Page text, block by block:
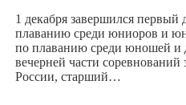
1 декабря завершился первый
плаванию среди юниоров и
по плаванию среди юношей и
вечерней части
России, старший…